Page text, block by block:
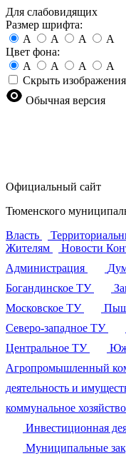
Для слабовидящих
Размер шрифта:
A
A A
A
Цвет фона:
A
A A
A
Скрыть изображения
Обычная версия
Официальный сайт
Тюменского
Власть
Жителям
Новости
Администрация
Богандинское ТУ
Московское ТУ
Северо-западное ТУ
Центральное ТУ
Агропромышленный
деятельность и
коммунальное хозяйство
Инвестиционная
Муниципальные